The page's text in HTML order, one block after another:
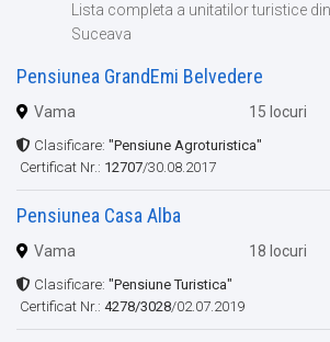
Lista completa a unitatilor turistice
Suceava
Pensiunea GrandEmi Belvedere
Vama 15 locuri
Clasificare: "Pensiune Agroturistica"
Certificat Nr.: 12707/30.08.2017
Pensiunea Casa Alba
Vama 18 locuri
Clasificare: "Pensiune Turistica"
Certificat Nr.: 4278/3028/02.07.2019